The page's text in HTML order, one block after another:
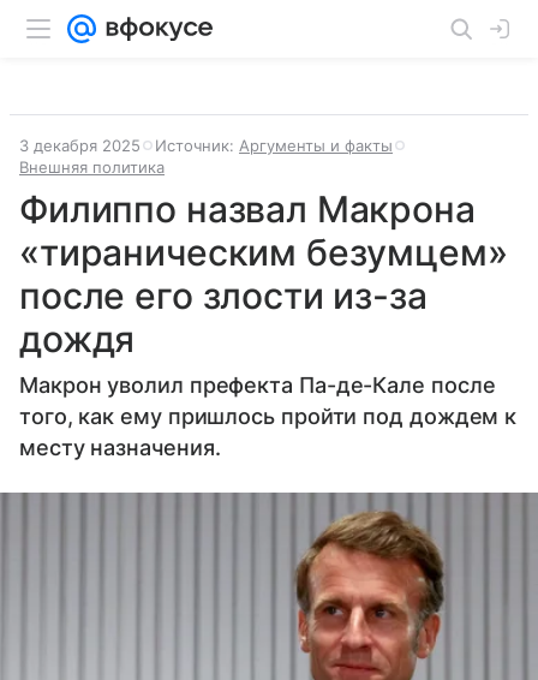
3 декабря 2025 Источник: Аргументы и факты
Внешняя политика
Филиппо назвал Макрона
«тираническим безумцем»
после его злости из-за
дождя
Макрон уволил префекта Па-де-Кале после
того, как ему пришлось пройти под дождем к
месту назначения.